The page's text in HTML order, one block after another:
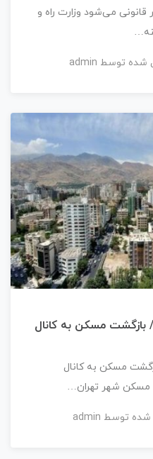
می‌شود وزارت راه و
شده توسط admin
بازگشت مسکن به کانال
مسکن به کانال
شده توسط admin